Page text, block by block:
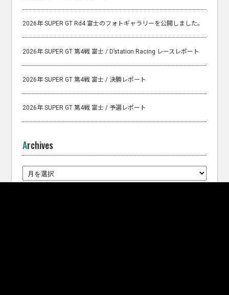
2026年 SUPER GT Rd4 富士のフォトギャラリーを公開しました。
2026年 SUPER GT 第4戦 富士 / D’station Racing レースレポート
2026年 SUPER GT 第4戦 富士 / 決勝レポート
2026年 SUPER GT 第4戦 富士 / 予選レポート
Archives